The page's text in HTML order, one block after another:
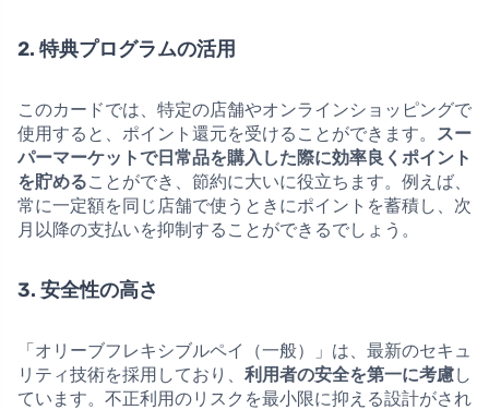
2. 特典プログラムの活用
このカードでは、特定の店舗やオンラインショッピングで
使用すると、ポイント還元を受けることができます。
スー
パーマーケットで日常品を購入した際に効率良くポイント
を貯めることができ、節約に大いに役立ちます。例えば、
常に一定額を同じ店舗で使うときにポイントを蓄積し、次
月以降の支払いを抑制することができるでしょう。
3. 安全性の高さ
「オリーブフレキシブルペイ（一般）」は、最新のセキュ
リティ技術を採用しており、 利用者の安全を第一に考慮し
ています。不正利用のリスクを最小限に抑える設計がされ